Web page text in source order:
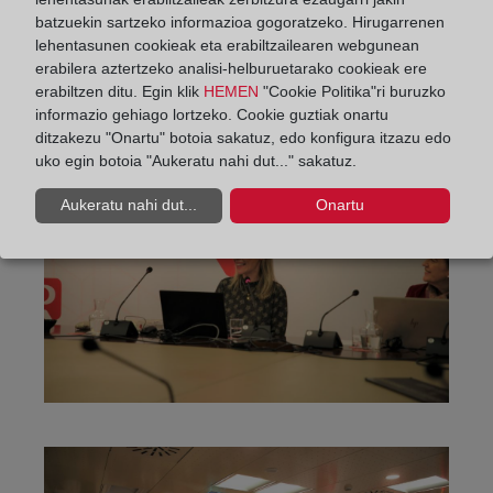
batzuekin sartzeko informazioa gogoratzeko. Hirugarrenen
lehentasunen cookieak eta erabiltzailearen webgunean
erabilera aztertzeko analisi-helburuetarako cookieak ere
erabiltzen ditu. Egin klik HEMEN "Cookie Politika"ri buruzko
informazio gehiago lortzeko. Cookie guztiak onartu
ditzakezu "Onartu" botoia sakatuz, edo konfigura itzazu edo
uko egin botoia "Aukeratu nahi dut..." sakatuz.
Aukeratu nahi dut... Onartu